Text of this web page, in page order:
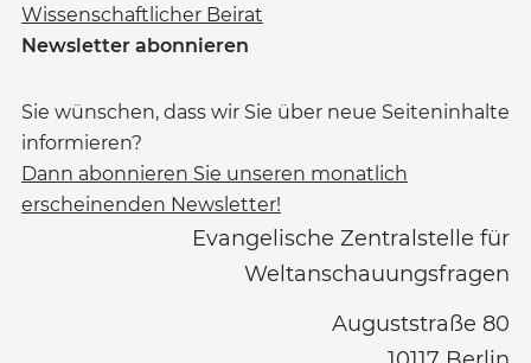
Wissenschaftlicher Beirat
Newsletter abonnieren
Sie wünschen, dass wir Sie über neue Seiteninhalte
informieren?
Dann abonnieren Sie unseren monatlich
erscheinenden Newsletter!
Evangelische Zentralstelle für
Weltanschauungsfragen
Auguststraße 80